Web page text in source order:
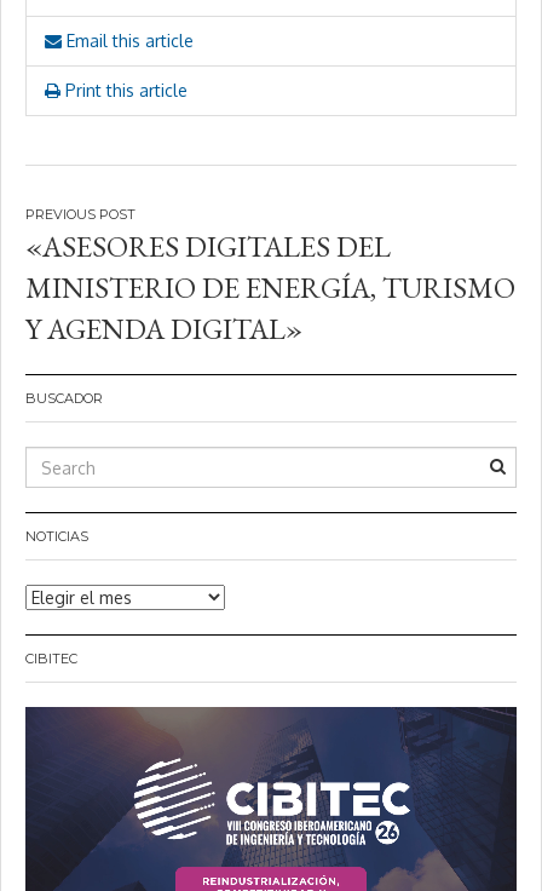
Email this article
Print this article
Navegación
de
entradas
«ASESORES DIGITALES DEL
MINISTERIO DE ENERGÍA, TURISMO
Y AGENDA DIGITAL»
BUSCADOR
NOTICIAS
Noticias
CIBITEC